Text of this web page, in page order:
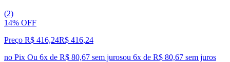
(2)
14% OFF
Preço R$ 416,24R$ 416,24
no Pix Ou 6x de R$ 80,67 sem jurosou 6x de R$ 80,67 sem juros